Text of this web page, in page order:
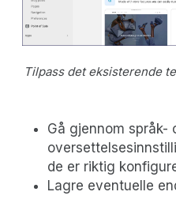
Tilpass det eksisterende
Gå gjennom språk-
de er riktig
Lagre eventuelle